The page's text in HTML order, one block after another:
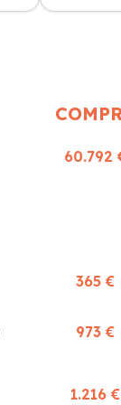
sin
60.792
365 €
973 €
1.216 €